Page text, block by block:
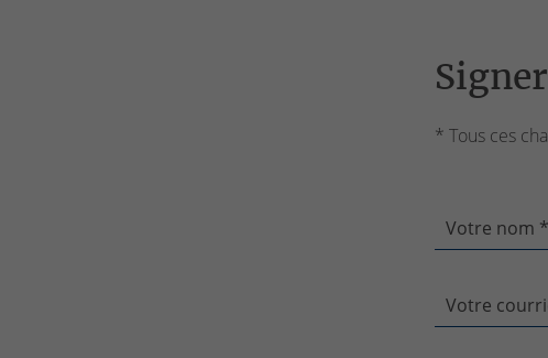
* Tous ces
Votre nom *
Votre